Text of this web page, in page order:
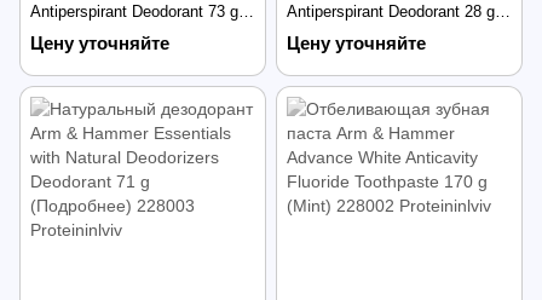
Antiperspirant Deodorant 73 g
(Active Sport)
Цену уточняйте
Antiperspirant Deodorant 28 g
(Powder Fresh)
Цену уточняйте